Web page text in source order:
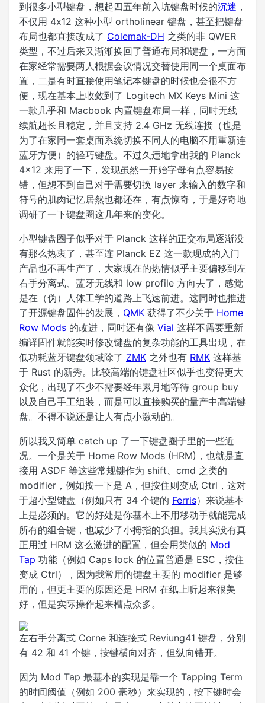
到很多小型键盘，想起四五年前入坑键盘时候的沉迷 ，
不仅用 4x12 这种小型 ortholinear 键盘，甚至把键盘
布局也都直接改成了 Colemak-DH 之类的非 QWER
类型，不过后来又渐渐换回了普通布局和键盘，一方面
在家经常需要两人根据会议情况交替使用同一个桌面布
置，二是有时直接使用笔记本键盘的时候也会很不方
便，现在基本上收敛到了 Logitech MX Keys Mini 这
一款几乎和 Macbook 内置键盘布局一样，同时无线
续航超长且稳定，并且支持 2.4 GHz 无线连接（也是
为了在家同一套桌面系统切换不同人的电脑不用重新连
蓝牙方便）的轻巧键盘。不过久违地拿出我的 Planck
4x12 来用了一下，发现虽然一开始字母有点容易按
错，但想不到自己对于需要切换 layer 来输入的数字和
符号的肌肉记忆居然也都还在，有点惊奇，于是好奇地
调研了一下键盘圈这几年来的变化。
小型键盘圈子似乎对于 Planck 这样的正交布局逐渐没
有那么热衷了，甚至连 Planck EZ 这一款现成的入门
产品也不再生产了，大家现在的热情似乎主要偏移到左
右手分离式、蓝牙无线和 low profile 方向去了，感觉
是在（伪）人体工学的道路上飞速前进。这同时也推进
了开源键盘固件的发展， QMK 获得了不少关于 Home
Row Mods 的改进，同时还有像 Vial 这样不需要重新
编译固件就能实时修改键盘的复杂功能的工具出现，在
低功耗蓝牙键盘领域除了 ZMK 之外也有 RMK 这样基
于 Rust 的新秀。比较高端的键盘社区似乎也变得更大
众化，出现了不少不需要经年累月地等待 group buy
以及自己手工组装，而是可以直接购买的量产中高端键
盘。不得不说还是让人有点小激动的。
所以我又简单 catch up 了一下键盘圈子里的一些近
况。一个是关于 Home Row Mods (HRM)，也就是直
接用 ASDF 等这些常规键作为 shift、cmd 之类的
modifier，例如按一下是 A，但按住则变成 Ctrl，这对
于超小型键盘（例如只有 34 个键的 Ferris）来说基本
上是必须的。它的好处是你基本上不用移动手就能完成
所有的组合键，也减少了小拇指的负担。我其实没有真
正用过 HRM 这么激进的配置，但会用类似的 Mod
Tap 功能（例如 Caps lock 的位置普通是 ESC，按住
变成 Ctrl），因为我常用的键盘主要的 modifier 是够
用的，但更主要的原因还是 HRM 在纸上听起来很美
好，但是实际操作起来槽点众多。
左右手分离式 Corne 和连接式 Reviung41 键盘，分别
有 42 和 41 个键，按键横向对齐，但纵向错开。
因为 Mod Tap 最基本的实现是靠一个 Tapping Term
的时间阈值（例如 200 毫秒）来实现的，按下键时会